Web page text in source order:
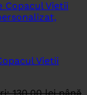
Vietii